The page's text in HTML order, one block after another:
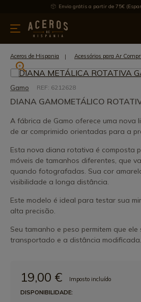
Envio grátis a partir de 75€
& Utensílios de cozinha Oferece
Aceros de Hispania Acessórios para Ar
Gamo REF: 6212628
DIANA GAMOMETÁLICO
A fábrica de Gamo oferece uma nova
de ar comprimido orientadas para a
Esta nova diana rotativa é composta
móveis de tamanhos diferentes, que
quando fotografadas. Sua cor
visibilidade a longa distância.
Este modelo é ideal para testar sua
alta precisão.
Seu tamanho e peso permitem que ele
transportado e a distância modificada.
19,00 €
Imposto incluído
DISPONIBILIDADE: